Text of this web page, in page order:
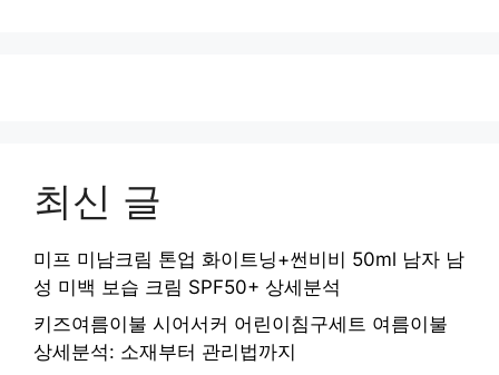
최신 글
미프 미남크림 톤업 화이트닝+썬비비 50ml 남자 남
성 미백 보습 크림 SPF50+ 상세분석
키즈여름이불 시어서커 어린이침구세트 여름이불
상세분석: 소재부터 관리법까지